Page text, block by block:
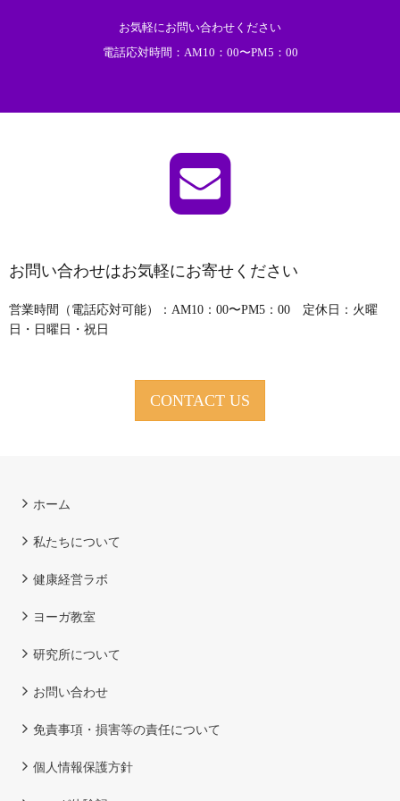
お気軽にお問い合わせください
電話応対時間：AM10：00〜PM5：00
お問い合わせはお気軽にお寄せください
営業時間（電話応対可能）：AM10：00〜PM5：00 定休日：火曜
日・日曜日・祝日
CONTACT US
ホーム
私たちについて
健康経営ラボ
ヨーガ教室
研究所について
お問い合わせ
免責事項・損害等の責任について
個人情報保護方針